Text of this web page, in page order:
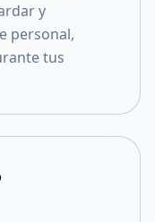
y
personal,
tus